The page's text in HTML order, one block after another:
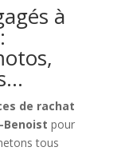
à
de rachat
Benoist pour
tous